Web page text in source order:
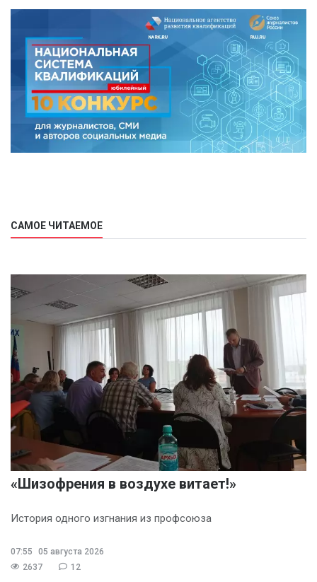
САМОЕ ЧИТАЕМОЕ
«Шизофрения в воздухе витает!»
История одного изгнания из профсоюза
07:55
05 августа 2026
2637
12